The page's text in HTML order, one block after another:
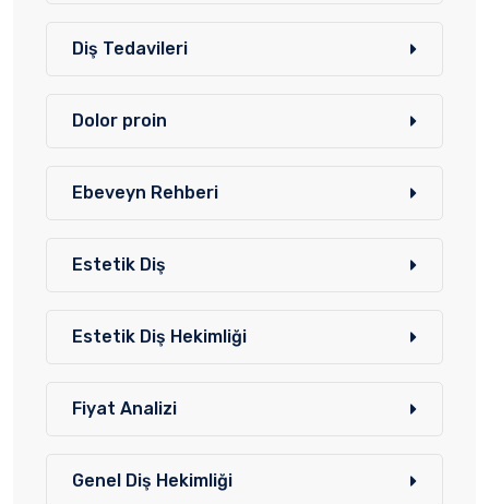
Diş Tedavileri
Dolor proin
Ebeveyn Rehberi
Estetik Diş
Estetik Diş Hekimliği
Fiyat Analizi
Genel Diş Hekimliği